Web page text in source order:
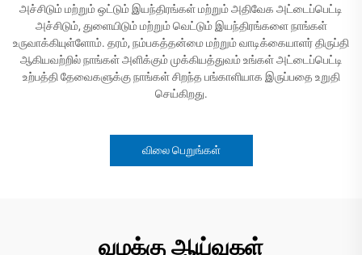
அச்சிடும் மற்றும் ஒட்டும் இயந்திரங்கள் மற்றும் அதிவேக அட்டைப்பெட்டி
அச்சிடும், துளையிடும் மற்றும் வெட்டும் இயந்திரங்களை நாங்கள்
உருவாக்கியுள்ளோம். தரம், நம்பகத்தன்மை மற்றும் வாடிக்கையாளர் திருப்தி
ஆகியவற்றில் நாங்கள் அளிக்கும் முக்கியத்துவம் உங்கள் அட்டைப்பெட்டி
உற்பத்தி தேவைகளுக்கு நாங்கள் சிறந்த பங்காளியாக இருப்பதை உறுதி
செய்கிறது.
விலை பெறுங்கள்
வழக்கு ஆய்வுகள்